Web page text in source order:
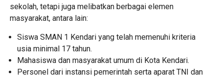
sekolah, tetapi juga melibatkan berbagai elemen
masyarakat, antara lain:
Siswa SMAN 1 Kendari yang telah memenuhi kriteria
usia minimal 17 tahun.
Mahasiswa dan masyarakat umum di Kota Kendari.
Personel dari instansi pemerintah serta aparat TNI dan